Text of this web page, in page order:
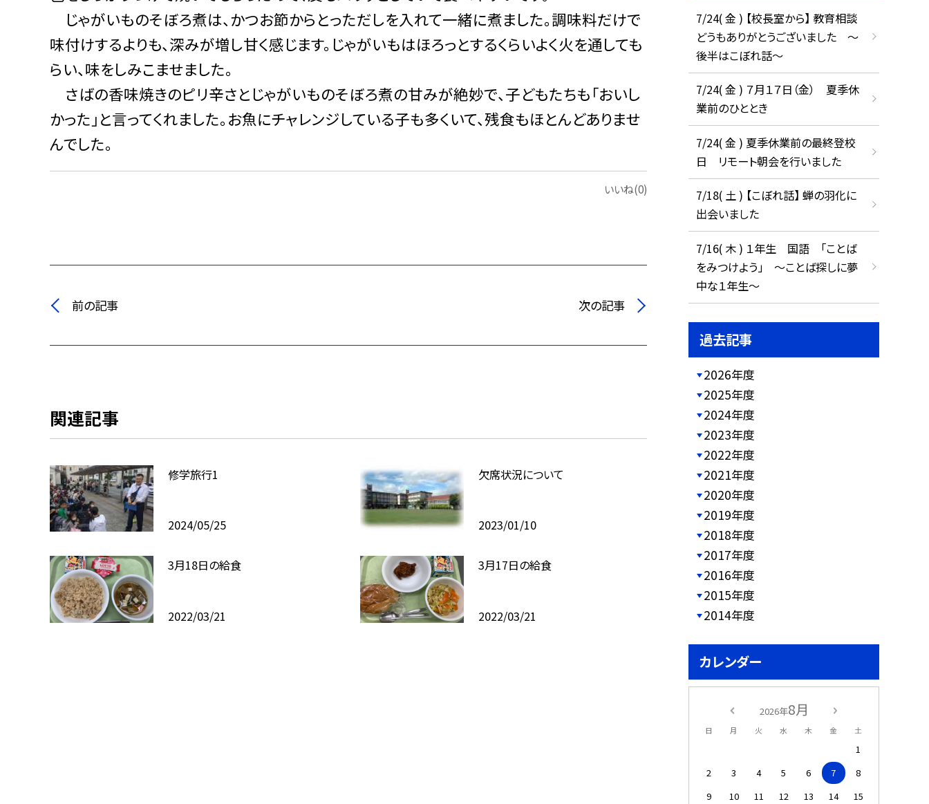
じゃがいものそぼろ煮は、かつお節からとっただしを入れて一緒に煮ました。調味料だけで
味付けするよりも、深みが増し甘く感じます。じゃがいもはほろっとするくらいよく火を通しても
らい、味をしみこませました。
さばの香味焼きのピリ辛さとじゃがいものそぼろ煮の甘みが絶妙で、子どもたちも「おいし
かった」と言ってくれました。お魚にチャレンジしている子も多くいて、残食もほとんどありませ
んでした。
いいね(0)
前の記事 次の記事
関連記事
修学旅行1
2024/05/25
欠席状況について
2023/01/10
3月18日の給食
2022/03/21
3月17日の給食
2022/03/21
7/24( 金 ) 【校長室から】 教育相談
どうもありがとうございました ～
後半はこぼれ話～
7/24( 金 ) ７月１７日（金） 夏季休
業前のひととき
7/24( 金 ) 夏季休業前の最終登校
日 リモート朝会を行いました
7/18( 土 ) 【こぼれ話】 蝉の羽化に
出会いました
7/16( 木 ) １年生 国語 「ことば
をみつけよう」 ～ことば探しに夢
中な１年生～
過去記事
2026年度
2025年度
2024年度
2023年度
2022年度
2021年度
2020年度
2019年度
2018年度
2017年度
2016年度
2015年度
2014年度
カレンダー
2026年8月
日 月 火 水 木 金 土
1
2
3 4 5 6 7
8
9
10 11 12 13 14
15